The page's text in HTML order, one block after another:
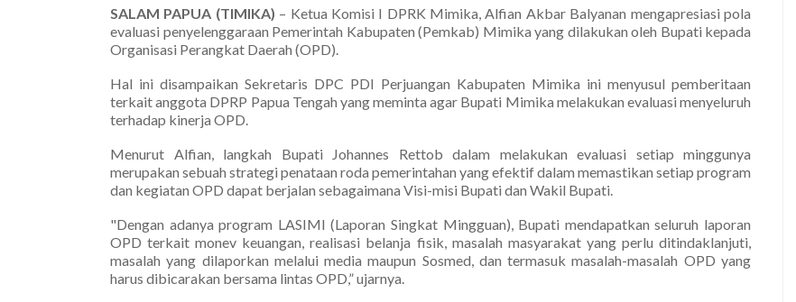
SALAM PAPUA (TIMIKA) – Ketua Komisi I DPRK Mimika, Alfian Akbar Balyanan mengapresiasi pola
evaluasi penyelenggaraan Pemerintah Kabupaten (Pemkab) Mimika yang dilakukan oleh Bupati kepada
Organisasi Perangkat Daerah (OPD).
Hal ini disampaikan Sekretaris DPC PDI Perjuangan Kabupaten Mimika ini menyusul pemberitaan
terkait anggota DPRP Papua Tengah yang meminta agar Bupati Mimika melakukan evaluasi menyeluruh
terhadap kinerja OPD.
Menurut Alfian, langkah Bupati Johannes Rettob dalam melakukan evaluasi setiap minggunya
merupakan sebuah strategi penataan roda pemerintahan yang efektif dalam memastikan setiap program
dan kegiatan OPD dapat berjalan sebagaimana Visi-misi Bupati dan Wakil Bupati.
"Dengan adanya program LASIMI (Laporan Singkat Mingguan), Bupati mendapatkan seluruh laporan
OPD terkait monev keuangan, realisasi belanja fisik, masalah masyarakat yang perlu ditindaklanjuti,
masalah yang dilaporkan melalui media maupun Sosmed, dan termasuk masalah-masalah OPD yang
harus dibicarakan bersama lintas OPD,” ujarnya.